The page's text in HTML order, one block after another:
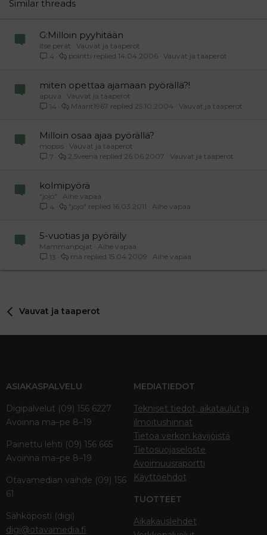
Similar threads
G:Milloin pyyhitään
itse perät
Vauvat ja taaperot
4
Vauvat ja taaperot
14.04.2006
pointti
miten opettaa ajamaan pyörällä?!
apuva
Vauvat ja taaperot
14
Vauvat ja taaperot
25.10.2004
Maarit1967
Milloin osaa ajaa pyörällä?
mopsis Vauvat ja taaperot
7
Vauvat ja taaperot
26.06.2007
2,5veenä
kolmipyörä
"jojo"
Aihe vapaa
4
Aihe vapaa
16.03.2011
"jojo"
5-vuotias ja pyöräily
Mammanpojat
Aihe vapaa
13
Aihe vapaa
15.04.2009
mä
Vauvat ja taaperot
ASIAKASPALVELU
Digipalvelut (09) 156 6227
Avoinna ma–pe 8–19
Painettu lehti (09) 156 665
Avoinna ma–pe 8–19
Otavamedian vaihde (09) 156
61
Sähköposti (digi)
digi@otavamedia.fi
MEDIATIEDOT
Tekniset tiedot, aikataulut ja
ilmoitushinnat
Tietoa verkon kävijöistä
Tietosuojaseloste
Avoimuusraportti
Käyttöehdot
TUOTTEET
Aikakauslehdet